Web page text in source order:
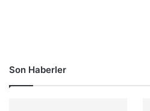
Son Haberler